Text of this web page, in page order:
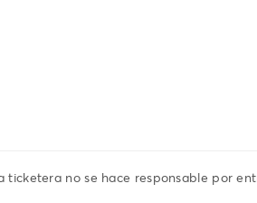
ticketera no se hace responsable por